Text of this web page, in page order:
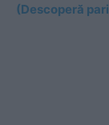
(Descoperă